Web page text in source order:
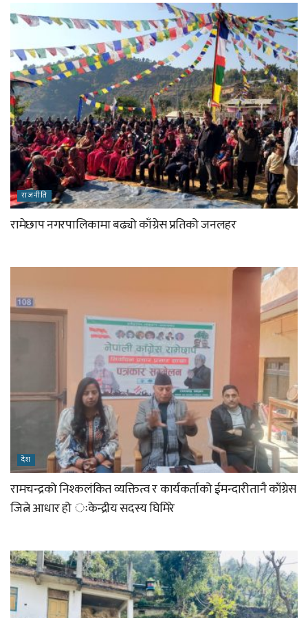
राजनीति
रामेछाप नगरपालिकामा बढ्यो काँग्रेस प्रतिको जनलहर
देश
रामचन्द्रको निश्कलंकित व्यक्तित्व र कार्यकर्ताको ईमन्दारीतानै काँग्रेस
जित्ने आधार हो ःकेन्द्रीय सदस्य घिमिरे